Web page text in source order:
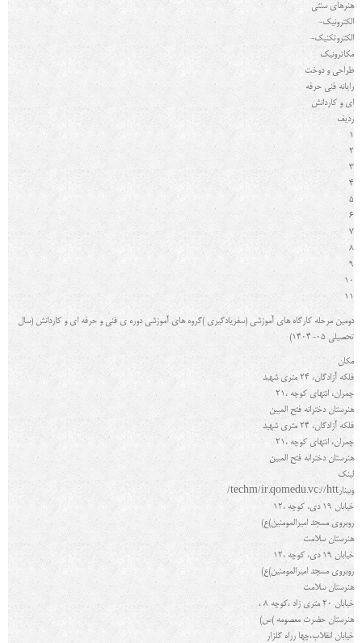
هنرهای سنتی
الکترونیک-
الکتروتکنیک-
مکاترونیک
طراحی و دوخت
رایانه فنی حرفه
ای و کاردانش
رديف
1
2
3
4
5
6
7
8
9
10
11
دومین مرحله کارگاه هاي آموزشی (سفریادگیري )گروه هاي آموزشی دوره ی فنی و حرفه ای و کاردانش (سال
تحصیلی 05-1404)
مکان
فلکه آزادگان، 24 متری شهید
چمران، انتهای کوچه ،21
هنرستان دخترانه فتح المبین
فلکه آزادگان، 24 متری شهید
چمران، انتهای کوچه ،21
هنرستان دخترانه فتح المبین
لینك
وبینار/techm/ir.qomedu.vc://htt
خیابان 19 دی، کوچه ،12
روبروی مسجد امیرالمومنین)ع(
هنرستان سلامت
خیابان 19 دی، کوچه ،12
روبروی مسجد امیرالمومنین)ع(
هنرستان سلامت
خیابان 20 متری زاد ،کوچه 8 ،
هنرستان حضرت معصومه )س(
خیابان انقلاب،چها رراه گلزار